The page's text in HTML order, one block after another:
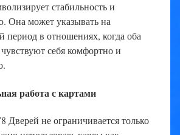
стабильность и
Она может указывать на
период в отношениях, когда оба
себя комфортно и
работа с картами
Дверей не ограничивается только